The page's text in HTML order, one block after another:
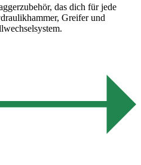
das dich für jede
Greifer und